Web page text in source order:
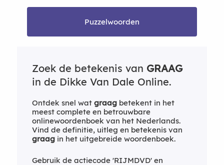
Puzzelwoorden
Zoek de betekenis van GRAAG
in de Dikke Van Dale Online.
Ontdek snel wat graagbetekent in het
meest complete en betrouwbare
onlinewoordenboek van het Nederlands.
Vind de definitie, uitleg en betekenis van
graagin het uitgebreide woordenboek.
Gebruik de actiecode 'RIJMDVD' en